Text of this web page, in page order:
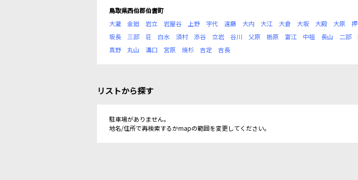
鳥取県西伯郡伯耆町
大瀧
金廻 岩立 岩屋谷 上野 宇代 遠藤 大内 大江 大倉 大坂 大殿 大原
坂長
三部 荘 白水 須村 添谷 立岩 谷川 父原 栃原 富江 中祖 長山 二部
真野
丸山 溝口 宮原 焼杉 吉定 吉長
リストから探す
駐車場がありません。
地名/住所で再検索するかmapの範囲を変更してください。